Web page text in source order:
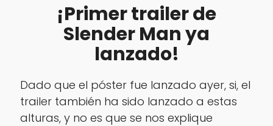
¡Primer trailer de
Slender Man ya
lanzado!
Dado que el póster fue lanzado ayer, si, el
trailer también ha sido lanzado a estas
alturas, y no es que se nos explique